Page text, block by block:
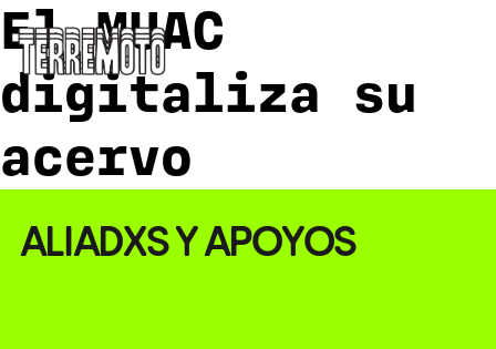
El MUAC
digitaliza su
acervo
ALIADXS Y APOYOS